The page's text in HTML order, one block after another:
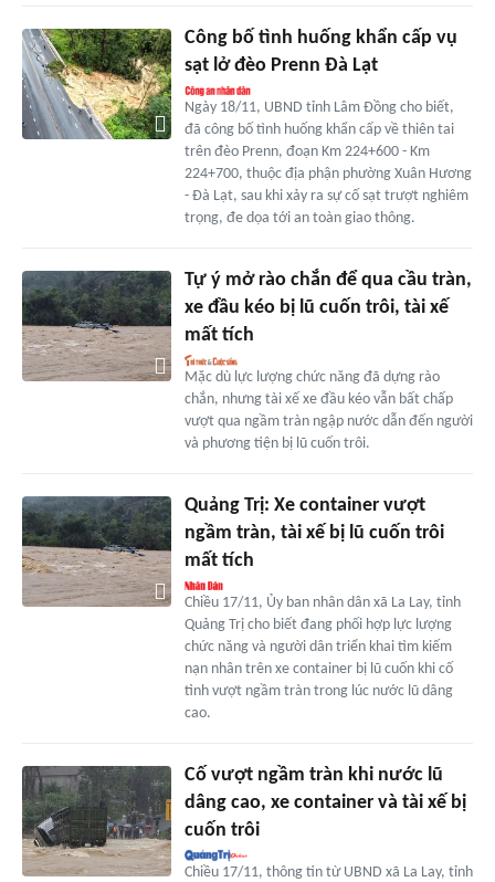
Công bố tình huống khẩn cấp vụ
sạt lở đèo Prenn Đà Lạt
Ngày 18/11, UBND tỉnh Lâm Đồng cho biết,
đã công bố tình huống khẩn cấp về thiên tai
trên đèo Prenn, đoạn Km 224+600 - Km
224+700, thuộc địa phận phường Xuân Hương
- Đà Lạt, sau khi xảy ra sự cố sạt trượt nghiêm
trọng, đe dọa tới an toàn giao thông.
Tự ý mở rào chắn để qua cầu tràn,
xe đầu kéo bị lũ cuốn trôi, tài xế
mất tích
Mặc dù lực lượng chức năng đã dựng rào
chắn, nhưng tài xế xe đầu kéo vẫn bất chấp
vượt qua ngầm tràn ngập nước dẫn đến người
và phương tiện bị lũ cuốn trôi.
Quảng Trị: Xe container vượt
ngầm tràn, tài xế bị lũ cuốn trôi
mất tích
Chiều 17/11, Ủy ban nhân dân xã La Lay, tỉnh
Quảng Trị cho biết đang phối hợp lực lượng
chức năng và người dân triển khai tìm kiếm
nạn nhân trên xe container bị lũ cuốn khi cố
tình vượt ngầm tràn trong lúc nước lũ dâng
cao.
Cố vượt ngầm tràn khi nước lũ
dâng cao, xe container và tài xế bị
cuốn trôi
Chiều 17/11, thông tin từ UBND xã La Lay, tỉnh